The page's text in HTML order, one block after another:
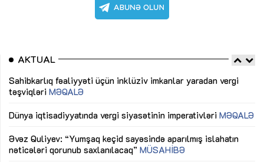
AKTUAL
Sahibkarlıq fəaliyyəti üçün inklüziv imkanlar yaradan vergi
təşviqləri MƏQALƏ
Dünya iqtisadiyyatında vergi siyasətinin imperativləri MƏQALƏ
Əvəz Quliyev: “Yumşaq keçid sayəsində aparılmış islahatın
nəticələri qorunub saxlanılacaq” MÜSAHİBƏ